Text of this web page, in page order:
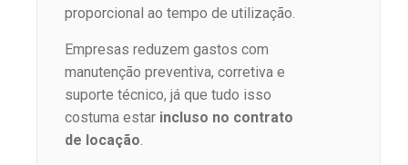
proporcional ao tempo de utilização.
Empresas reduzem gastos com
manutenção preventiva, corretiva e
suporte técnico, já que tudo isso
costuma estar incluso no contrato
de locação.